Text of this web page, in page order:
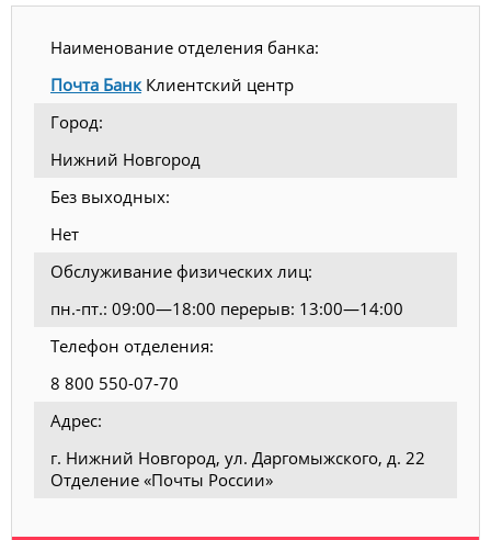
Наименование отделения банка:
Почта БанкКлиентский центр
Город:
Нижний Новгород
Без выходных:
Нет
Обслуживание физических лиц:
пн.-пт.: 09:00—18:00 перерыв: 13:00—14:00
Телефон отделения:
8 800 550-07-70
Адрес:
г. Нижний Новгород, ул. Даргомыжского, д. 22
Отделение «Почты России»